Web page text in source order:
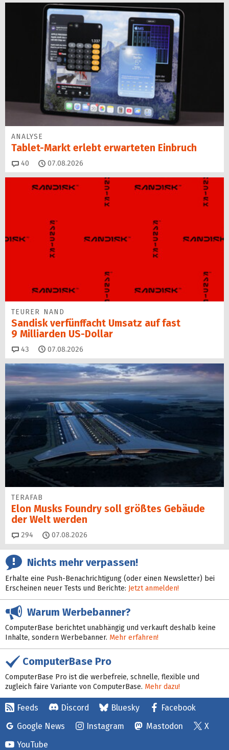
ANALYSE
Tablet-Markt erlebt erwarteten Einbruch
40 Kommentare
07.08.2026
TEURER NAND
Sandisk verfünffacht Umsatz auf fast
9 Milliarden US-Dollar
43 Kommentare
07.08.2026
TERAFAB
Elon Musks Foundry soll größ­tes Gebäude
der Welt werden
294 Kommentare
07.08.2026
Nichts mehr verpassen!
Erhalte eine Push-Benachrichtigung (oder einen Newsletter) bei
Erscheinen neuer Tests und Berichte: Jetzt anmelden!
Warum Werbebanner?
ComputerBase berichtet unabhängig und verkauft deshalb keine
Inhalte, sondern Werbebanner. Mehr erfahren!
ComputerBase Pro
ComputerBase Pro ist die werbefreie, schnelle, flexible und
zugleich faire Variante von ComputerBase. Mehr dazu!
Feeds Discord Bluesky
Facebook
Google News
Instagram Mastodon
X
YouTube